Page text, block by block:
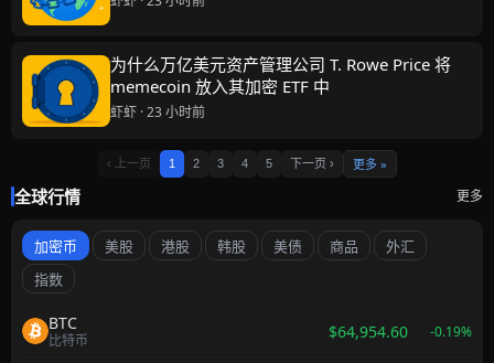
全球行情 更多
加密币 美股 港股 韩股 美债 商品
外汇
指数
BTC
比特币 $64,954.60 -0.19%
为什么万亿美元资产管理公司 T. Rowe Price 将
memecoin 放入其加密 ETF 中
虾虾 · 23 小时前
‹ 上一页 1 2 3 4 5 下一页 › 更多 »